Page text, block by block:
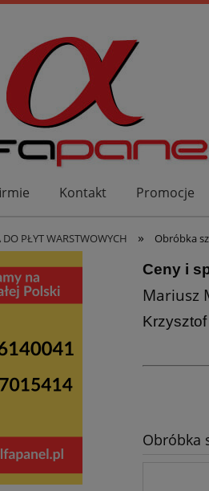
Kontakt Promocje
DO PŁYT WARSTWOWYCH » Obróbka
Ceny i
Mariusz
Obróbka